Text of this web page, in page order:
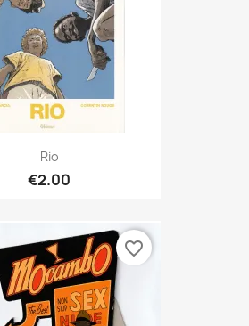
Rio
€2.00
favorite_border